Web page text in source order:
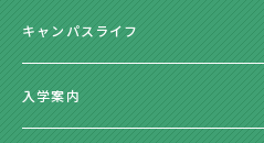
キャンパスライフ
入学案内